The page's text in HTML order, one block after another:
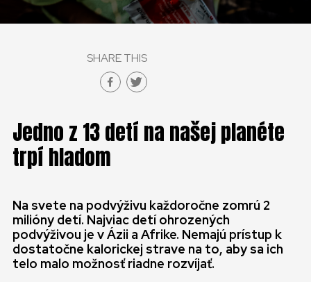
SHARE THIS
Jedno z 13 detí na našej planéte
trpí hladom
Na svete na podvýživu každoročne zomrú 2
milióny detí. Najviac detí ohrozených
podvýživou je v Ázii a Afrike. Nemajú prístup k
dostatočne kalorickej strave na to, aby sa ich
telo malo možnosť riadne rozvíjať.